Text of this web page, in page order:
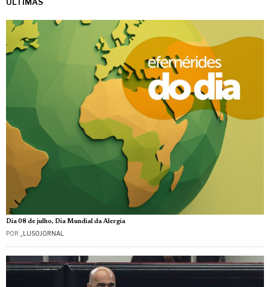
Dia 08 de julho, Dia Mundial da Alergia
POR _LUSOJORNAL